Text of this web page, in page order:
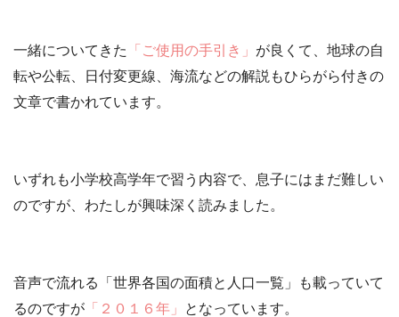
一緒についてきた 「ご使用の手引き」 が良くて、地球の自
転や公転、日付変更線、海流などの解説もひらがら付きの
文章で書かれています。
いずれも小学校高学年で習う内容で、息子にはまだ難しい
のですが、わたしが興味深く読みました。
音声で流れる「世界各国の面積と人口一覧」も載っていて
るのですが 「２０１６年」 となっています。